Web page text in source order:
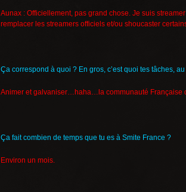
Aunax : Officiellement, pas grand chose. Je suis
remplacer les streamers officiels et/ou shoucaster
Ça correspond à quoi ? En gros, c’est quoi tes tâches,
Animer et galvaniser…haha…la communauté Française
Ça fait combien de temps que tu es à Smite France ?
Environ un mois.